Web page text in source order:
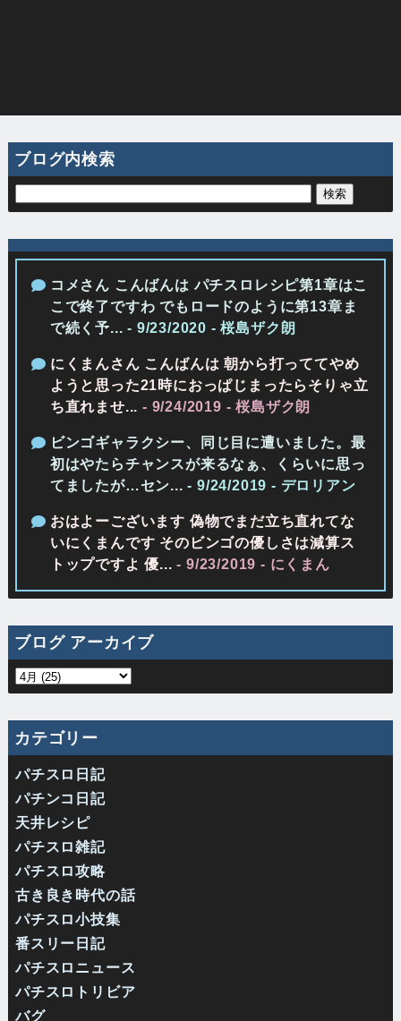
ブログ内検索
コメさん こんばんは パチスロレシピ第1章はこ
こで終了ですわ でもロードのように第13章ま
で続く予... - 9/23/2020 - 桜島ザク朗
にくまんさん こんばんは 朝から打っててやめ
ようと思った21時におっぱじまったらそりゃ立
ち直れませ... - 9/24/2019 - 桜島ザク朗
ビンゴギャラクシー、同じ目に遭いました。最
初はやたらチャンスが来るなぁ、くらいに思っ
てましたが…セン... - 9/24/2019 - デロリアン
おはよーございます 偽物でまだ立ち直れてな
いにくまんです そのビンゴの優しさは減算ス
トップですよ 優... - 9/23/2019 - にくまん
ブログ アーカイブ
カテゴリー
パチスロ日記
パチンコ日記
天井レシピ
パチスロ雑記
パチスロ攻略
古き良き時代の話
パチスロ小技集
番スリー日記
パチスロニュース
パチスロトリビア
バグ